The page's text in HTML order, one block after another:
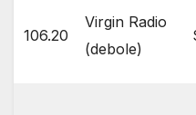
106.20
Virgin Radio
(debole)